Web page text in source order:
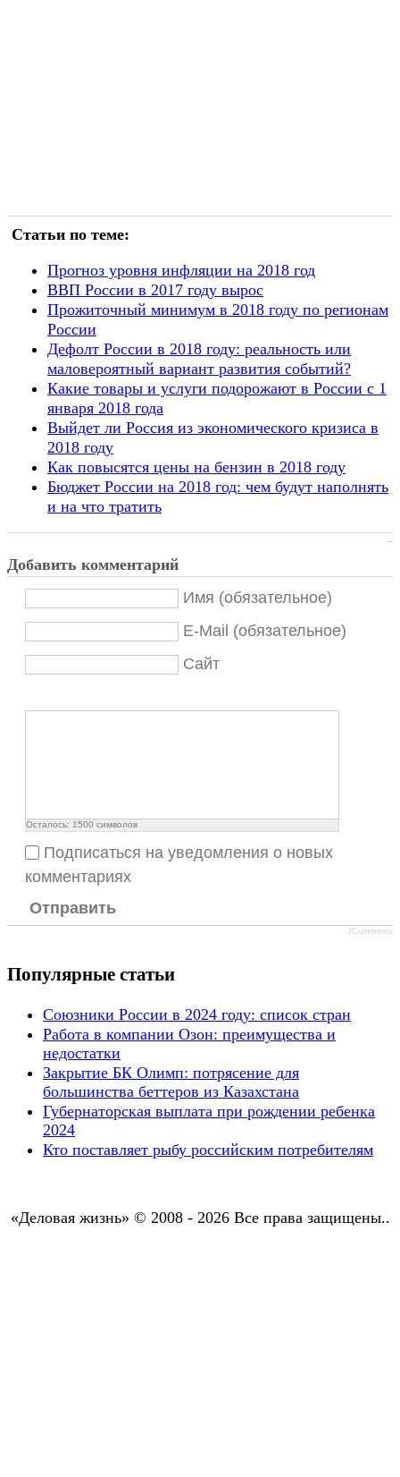
Статьи по теме:
Прогноз уровня инфляции на 2018 год
ВВП России в 2017 году вырос
Прожиточный минимум в 2018 году по регионам
России
Дефолт России в 2018 году: реальность или
маловероятный вариант развития событий?
Какие товары и услуги подорожают в России с 1
января 2018 года
Выйдет ли Россия из экономического кризиса в
2018 году
Как повысятся цены на бензин в 2018 году
Бюджет России на 2018 год: чем будут наполнять
и на что тратить
Добавить комментарий
Имя (обязательное)
E-Mail (обязательное)
Сайт
Осталось: 1500 символов
Подписаться на уведомления о новых
комментариях
Отправить
JComments
Популярные статьи
Союзники России в 2024 году: список стран
Работа в компании Озон: преимущества и
недостатки
Закрытие БК Олимп: потрясение для
большинства беттеров из Казахстана
Губернаторская выплата при рождении ребенка
2024
Кто поставляет рыбу российским потребителям
«Деловая жизнь» © 2008 - 2026 Все права защищены..